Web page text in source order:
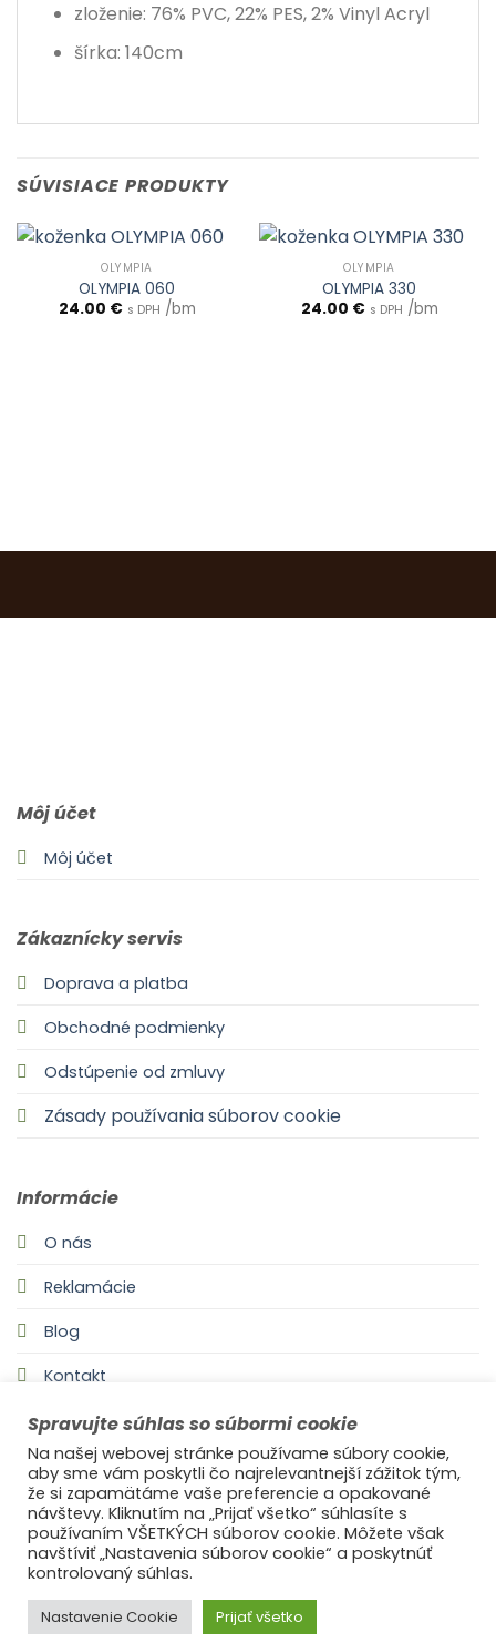
zloženie: 76% PVC, 22% PES, 2% Vinyl Acryl
šírka: 140cm
SÚVISIACE PRODUKTY
OLYMPIA
OLYMPIA 060
24.00 € s DPH /bm
OLYMPIA
OLYMPIA 330
24.00 € s DPH /bm
Môj účet
Môj účet
Zákaznícky servis
Doprava a platba
Obchodné podmienky
Odstúpenie od zmluvy
Zásady používania súborov cookie
Informácie
O nás
Reklamácie
Blog
Kontakt
©2021Ufonaut - Webcreation
Spravujte súhlas so súbormi cookie
Na našej webovej stránke používame súbory cookie,
aby sme vám poskytli čo najrelevantnejší zážitok tým,
že si zapamätáme vaše preferencie a opakované
návštevy. Kliknutím na „Prijať všetko“ súhlasíte s
používaním VŠETKÝCH súborov cookie. Môžete však
navštíviť „Nastavenia súborov cookie“ a poskytnúť
kontrolovaný súhlas.
Nastavenie Cookie Prijať všetko